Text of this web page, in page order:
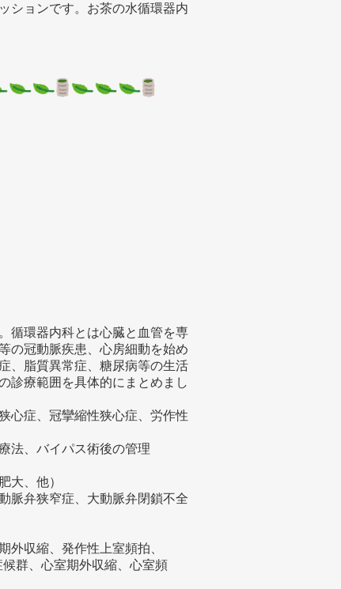
ションです。お茶の水循環器内
循環器内科とは心臓と血管を専
の冠動脈疾患、心房細動を始め
、脂質異常症、糖尿病等の生活
診療範囲を具体的にまとめまし
心症、冠攣縮性狭心症、労作性
法、バイパス術後の管理
大、他）
脈弁狭窄症、大動脈弁閉鎖不全
外収縮、発作性上室頻拍、
群、心室期外収縮、心室頻